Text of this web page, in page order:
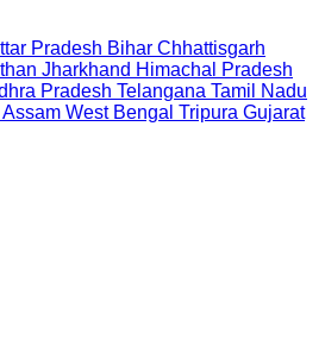
Pradesh Bihar Chhattisgarh
Jharkhand Himachal Pradesh
Pradesh Telangana Tamil Nadu
Assam West Bengal Tripura Gujarat